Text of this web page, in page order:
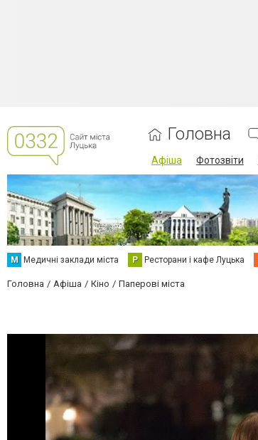
Головна
Афіша Фотозвіти
М Медичні заклади міста Р Ресторани і кафе Луцька
Головна Афіша Кіно Паперові міста